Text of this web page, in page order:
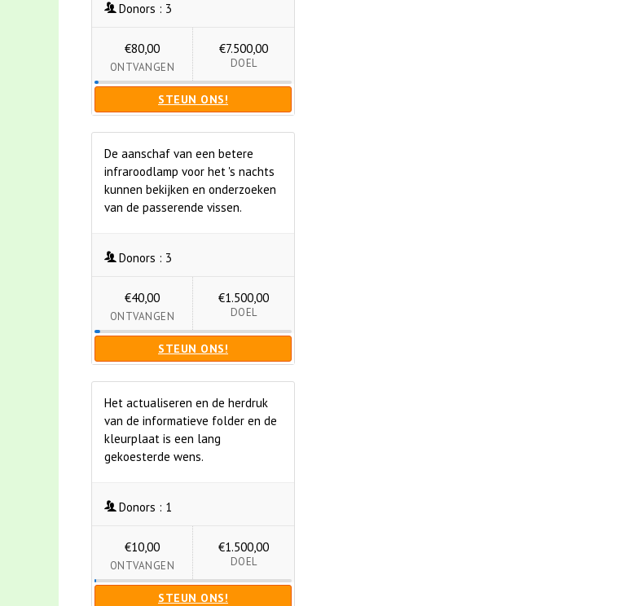
Donors : 3
€80,00
ONTVANGEN
€7.500,00
DOEL
STEUN ONS!
De aanschaf van een betere
infraroodlamp voor het 's nachts
kunnen bekijken en onderzoeken
van de passerende vissen.
Donors : 3
€40,00
ONTVANGEN
€1.500,00
DOEL
STEUN ONS!
Het actualiseren en de herdruk
van de informatieve folder en de
kleurplaat is een lang
gekoesterde wens.
Donors : 1
€10,00
ONTVANGEN
€1.500,00
DOEL
STEUN ONS!